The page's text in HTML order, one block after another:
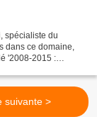
spécialiste du
dans ce domaine,
'2008-2015 :
suivante >